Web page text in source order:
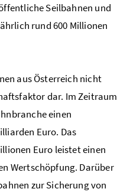
Seilbahnen und
rund 600 Millionen
aus Österreich nicht
dar. Im Zeitraum
einen
Euro. Das
Euro leistet einen
Wertschöpfung. Darüber
zur Sicherung von